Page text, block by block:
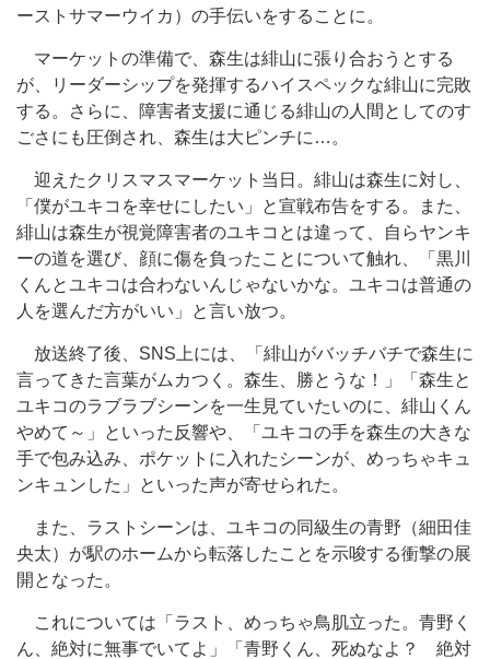
ーストサマーウイカ）の手伝いをすることに。
マーケットの準備で、森生は緋山に張り合おうとする
が、リーダーシップを発揮するハイスペックな緋山に完敗
する。さらに、障害者支援に通じる緋山の人間としてのす
ごさにも圧倒され、森生は大ピンチに…。
迎えたクリスマスマーケット当日。緋山は森生に対し、
「僕がユキコを幸せにしたい」と宣戦布告をする。また、
緋山は森生が視覚障害者のユキコとは違って、自らヤンキ
ーの道を選び、顔に傷を負ったことについて触れ、「黒川
くんとユキコは合わないんじゃないかな。ユキコは普通の
人を選んだ方がいい」と言い放つ。
放送終了後、SNS上には、「緋山がバッチバチで森生に
言ってきた言葉がムカつく。森生、勝とうな！」「森生と
ユキコのラブラブシーンを一生見ていたいのに、緋山くん
やめて～」といった反響や、「ユキコの手を森生の大きな
手で包み込み、ポケットに入れたシーンが、めっちゃキュ
ンキュンした」といった声が寄せられた。
また、ラストシーンは、ユキコの同級生の青野（細田佳
央太）が駅のホームから転落したことを示唆する衝撃の展
開となった。
これについては「ラスト、めっちゃ鳥肌立った。青野く
ん、絶対に無事でいてよ」「青野くん、死ぬなよ？ 絶対